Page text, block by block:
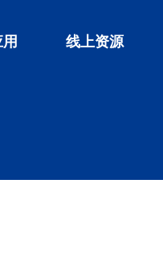
线上资源